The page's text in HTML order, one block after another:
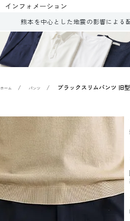
インフォメーション
熊本を中心とした地震の影響による
ホーム パンツ ブラックスリムパンツ 旧型
[